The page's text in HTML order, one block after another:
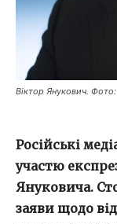
Віктор Янукович. Фото:
Російські
участю
Януковича.
заяви щодо